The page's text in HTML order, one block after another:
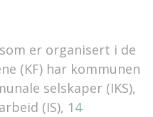
er organisert i de
(KF) har kommunen
selskaper (IKS),
(IS), 14